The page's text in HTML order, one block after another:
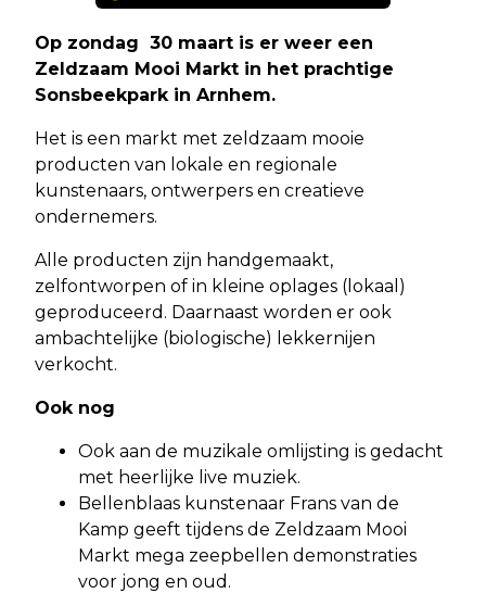
Op zondag 30 maart is er weer een
Zeldzaam Mooi Markt in het prachtige
Sonsbeekpark in Arnhem.
Het is een markt met zeldzaam mooie
producten van lokale en regionale
kunstenaars, ontwerpers en creatieve
ondernemers.
Alle producten zijn handgemaakt,
zelfontworpen of in kleine oplages (lokaal)
geproduceerd. Daarnaast worden er ook
ambachtelijke (biologische) lekkernijen
verkocht.
Ook nog
Ook aan de muzikale omlijsting is gedacht
met heerlijke live muziek.
Bellenblaas kunstenaar Frans van de
Kamp geeft tijdens de Zeldzaam Mooi
Markt mega zeepbellen demonstraties
voor jong en oud.